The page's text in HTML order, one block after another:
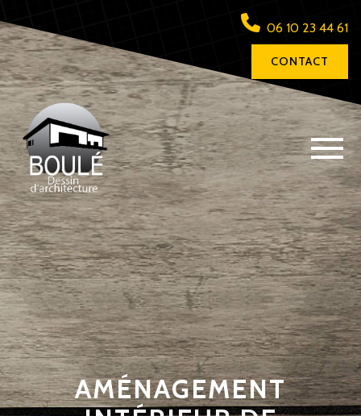
06 10 23 44 61
CONTACT
AMÉNAGEMENT